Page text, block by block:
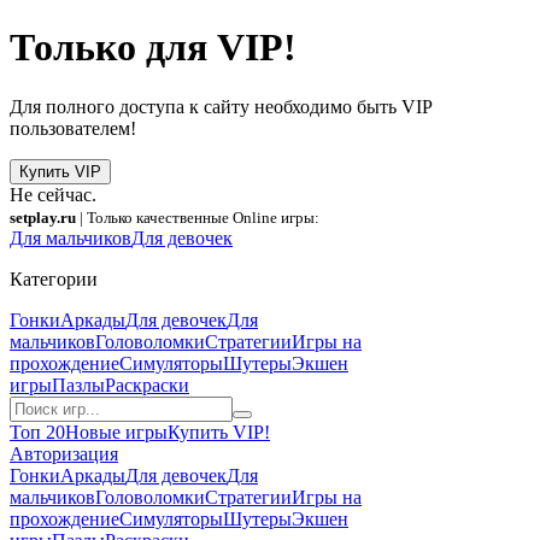
Только для VIP!
Для полного доступа к сайту необходимо быть VIP
пользователем!
Купить VIP
Не сейчас.
setplay.ru | Только качественные Online игры:
Для мальчиковДля девочек
Категории
ГонкиАркадыДля девочекДля
мальчиковГоловоломкиСтратегииИгры на
прохождениеСимуляторыШутерыЭкшен
игрыПазлыРаскраски
Топ 20Новые игрыКупить VIP!
Авторизация
ГонкиАркадыДля девочекДля
мальчиковГоловоломкиСтратегииИгры на
прохождениеСимуляторыШутерыЭкшен